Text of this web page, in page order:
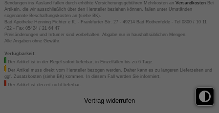
Sendungen ins Ausland fallen durch erhöhte Versicherungsgebühren Mehrkosten an VersandkostenBei
Artikeln, die wir ausschließlich über den Hersteller beziehen können, fallen unter Umständen
sogenannte Beschaffungskosten an (siehe BK).
Bad Apotheke Henning Fichter e.K. - Frankfurter Str. 27 - 49214 Bad Rothenfelde - Tel 0800 / 10 11
422 - Fax 05424 / 21 64 47
Preisänderungen und Irrtümer sind vorbehalten. Abgabe nur in haushaltsüblichen Mengen.
Alle Angaben ohne Gewähr.
Verfügbarkeit:
Der Artikel ist in der Regel sofort lieferbar, in Einzelfällen bis zu 6 Tage.
Der Artikel muss direkt vom Hersteller bezogen werden. Daher kann es zu längeren Lieferzeiten und
ggf. Zusatzkosten (siehe BK) kommen. In diesem Fall werden Sie informiert.
Der Artikel ist derzeit nicht lieferbar.
Vertrag widerrufen